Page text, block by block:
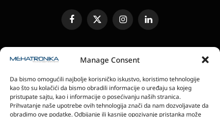
Manage Consent
Da bismo omogućili najbolje korisničko iskustvo, koristimo tehnologije
kao što su kolačići da bismo obradili informacije o uređaju sa kojeg
pristupate sajtu, kao i informacije o posećivanju naših stranica.
Prihvatanje naše upotrebe ovih tehnologija znači da nam dozvoljavate da
obradimo ove podatke. Odbijanje ili kasnije opozivanje pristanka može
FacebookX
(Twitter)
InstagramLinkedIn
SLANJE JEDINICA ZA RECENZIJU
ELEKTRONSKA IZDANJA
POLITIKA PRIVATNOSTI
POLITIKA KOLAČIĆA